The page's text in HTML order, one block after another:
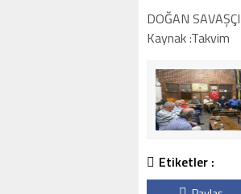
DOĞAN SAVAŞÇI
Kaynak :Takvim
Etiketler :